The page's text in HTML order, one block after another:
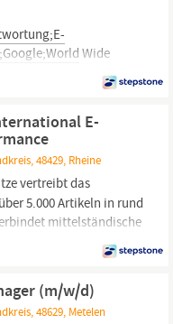
Wide
Anstellung...
E-
48429, Rheine
vertreibt das
5.000 Artikeln in rund
mittelständische
in den
Performance
Im Zuge der
SEAManager
(m/w/d)
48629, Metelen